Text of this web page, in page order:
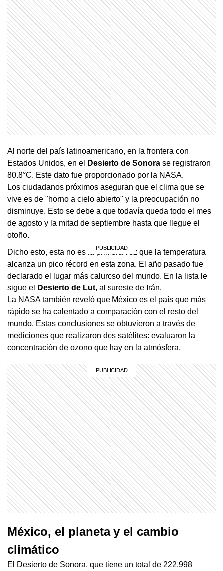
Al norte del país latinoamericano, en la frontera con
Estados Unidos, en el
Desierto de Sonora se registraron
80.8°C. Este dato fue proporcionado por la NASA.
Los ciudadanos próximos aseguran que el clima que se
vive es de "horno a cielo abierto" y la preocupación no
disminuye. Esto se debe a que todavía queda todo el mes
de agosto y la mitad de septiembre hasta que llegue el
otoño.
Dicho esto, esta no es la primera vez que la temperatura
alcanza un pico récord en esta zona. El año pasado fue
declarado el lugar más caluroso del mundo. En la lista le
sigue el
Desierto de Lut, al sureste de Irán.
La NASA también reveló que México es el país que más
rápido se ha calentado a comparación con el resto del
mundo. Estas conclusiones se obtuvieron a través de
mediciones que realizaron dos satélites: evaluaron la
concentración de ozono que hay en la atmósfera.
México, el planeta y el cambio
climático
El Desierto de Sonora, que tiene un total de 222.998